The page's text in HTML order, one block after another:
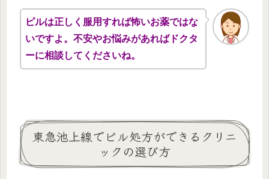
ピルは正しく服用すれば怖いお薬ではな
いですよ。不安やお悩みがあればドクタ
ーに相談してくださいね。
東急池上線でピル処方ができるクリニ
ックの選び方